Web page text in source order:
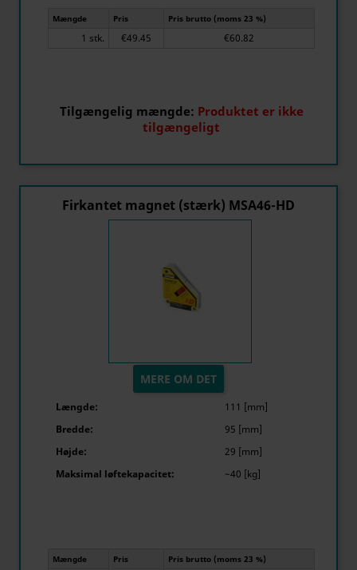
Mængde Pris Pris brutto (moms 23 %)
1 stk. €49.45 €60.82
Tilgængelig mængde: Produktet er ikke
tilgængeligt
Firkantet magnet (stærk) MSA46-HD
MERE OM DET
Længde:
111 [mm]
Bredde:
95 [mm]
Højde:
29 [mm]
Maksimal løftekapacitet:
~40 [kg]
Mængde Pris Pris brutto (moms 23 %)